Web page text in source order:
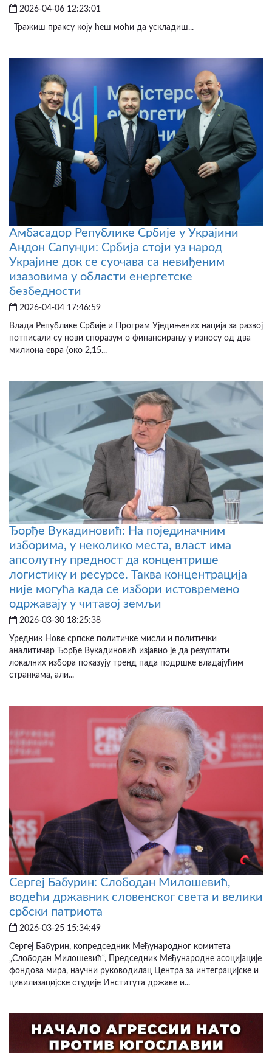
2026-04-06 12:23:01
Тражиш праксу коју ћеш моћи да ускладиш...
Амбасадор Републике Србије у Украјини
Андон Сапунџи: Србија стоји уз народ
Украјине док се суочава са невиђеним
изазовима у области енергетске
безбедности
2026-04-04 17:46:59
Влада Републике Србије и Програм Уједињених нација за развој
потписали су нови споразум о финансирању у износу од два
милиона евра (око 2,15...
Ђорђе Вукадиновић: На појединачним
изборима, у неколико места, власт има
апсолутну предност да концентрише
логистику и ресурсе. Таква концентрација
није могућа када се избори истовремено
одржавају у читавој земљи
2026-03-30 18:25:38
Уредник Нове српске политичке мисли и политички
аналитичар Ђорђе Вукадиновић изјавио је да резултати
локалних избора показују тренд пада подршке владајућим
странкама, али...
Сергеј Бабурин: Слободан Милошевић,
водећи државник словенског света и велики
србски патриота
2026-03-25 15:34:49
Сергеј Бабурин, копредседник Међународног комитета
„Слободан Милошевић“, Председник Међународне асоцијације
фондова мира, научни руководилац Центра за интеграцијске и
цивилизацијске студије Института државе и...